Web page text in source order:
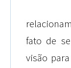
Sua
fato de
visão